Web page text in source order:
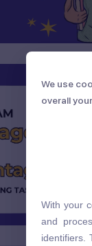
We use
overall
and
We use
overall
With your
and
identifiers.